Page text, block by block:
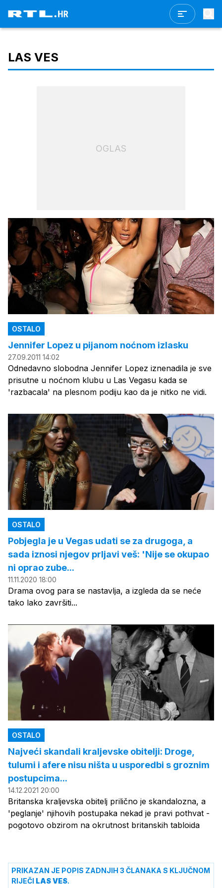
LAS VES
OGLAS
OSTALO
Jennifer Lopez u pijanom noćnom izlasku
27.09.2011 14:02
Odnedavno slobodna Jennifer Lopez iznenadila je sve
prisutne u noćnom klubu u Las Vegasu kada se
'razbacala' na plesnom podiju kao da je nitko ne vidi.
OSTALO
Pobjegla je u Vegas udati se za drugoga, a
sada iznosi njegov prljavi veš: 'Nije se okupao
ni oprao zube...
11.11.2020 18:00
Drama ovog para se nastavlja, a izgleda da se neće
tako lako završiti...
OSTALO
Najveći skandali kraljevske obitelji: Droge,
tulumi i afere nisu ništa u usporedbi s groznim
postupcima...
14.12.2021 20:00
Britanska kraljevska obitelj prilično je skandalozna, a
'peglanje' njihovih postupaka nekad je pravi pothvat -
pogotovo obzirom na okrutnost britanskih tabloida
PRIKAZAN JE POPIS ZADNJIH 3 ČLANAKA S KLJUČNOM
RIJEČI LAS VES.